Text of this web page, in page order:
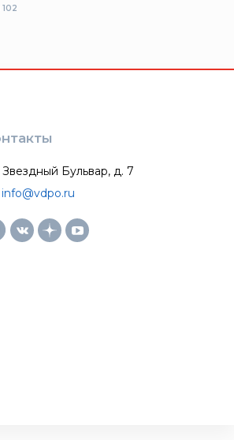
Звездный Бульвар, д. 7
info@vdpo.ru